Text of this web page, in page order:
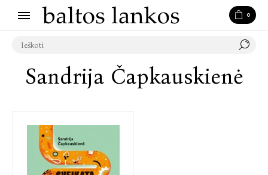
0
Sandrija Čapkauskienė